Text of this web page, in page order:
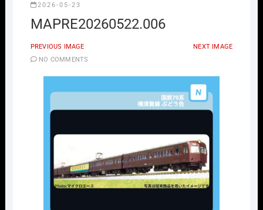
2026-05-23
MAPRE20260522.006
PREVIOUS IMAGE
NEXT IMAGE
NO COMMENTS